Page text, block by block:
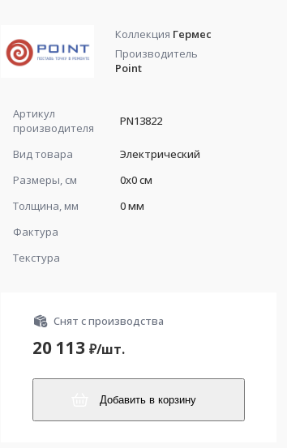
Коллекция Гермес
Производитель
Point
Артикул
производителя
PN13822
Вид товара
Электрический
Размеры, см
0x0 см
Толщина, мм
0 мм
Фактура
Текстура
Снят с производства
20 113 ₽/шт.
Добавить в корзину